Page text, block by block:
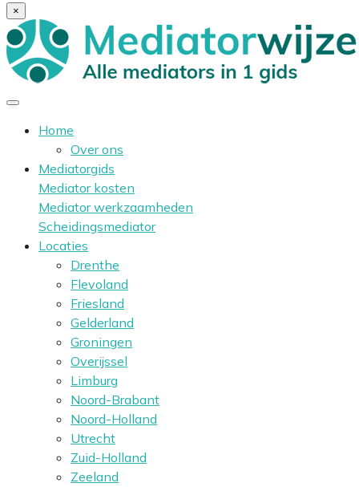
×
Home
Over ons
Mediatorgids
Mediator kosten
Mediator werkzaamheden
Scheidingsmediator
Locaties
Drenthe
Flevoland
Friesland
Gelderland
Groningen
Overijssel
Limburg
Noord-Brabant
Noord-Holland
Utrecht
Zuid-Holland
Zeeland